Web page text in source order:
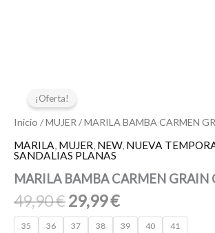
¡Oferta!
Inicio /MUJER / MARILA BAMBA CARMEN
MARILA, MUJER, NEW, NUEVA
SANDALIAS PLANAS
MARILA BAMBA CARMEN GRAIN
49,90€
original
49,90 €.
29,99€
actual
29,99 €.
35 36 37 38 39 40 41
BAMBA
CARMEN
GRAIN
cantidad